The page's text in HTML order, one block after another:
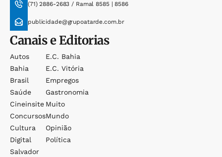
(71) 2886-2683 / Ramal 8585 | 8586
publicidade@grupoatarde.com.br
Canais e Editorias
Autos
Bahia
Brasil
Saúde
Cineinsite
Concursos
Cultura
Digital
Salvador
E.c. Bahia
E.c. Vitória
Empregos
Gastronomia
Muito
Mundo
Opinião
Política